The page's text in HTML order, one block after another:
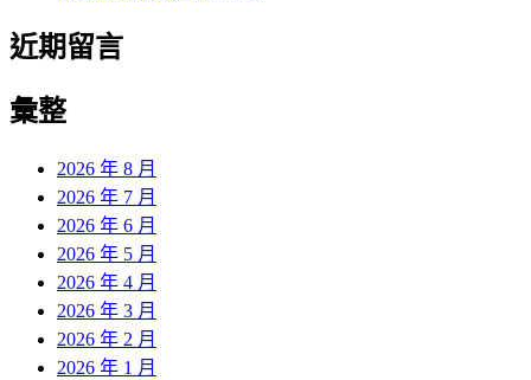
近期留言
彙整
2026 年 8 月
2026 年 7 月
2026 年 6 月
2026 年 5 月
2026 年 4 月
2026 年 3 月
2026 年 2 月
2026 年 1 月